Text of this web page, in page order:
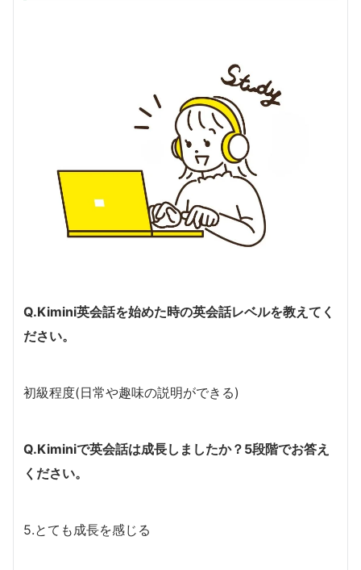
Q.Kimini英会話を始めた時の英会話レベルを教えてく
ださい。
初級程度(日常や趣味の説明ができる)
Q.Kiminiで英会話は成長しましたか？5段階でお答え
ください。
5.とても成長を感じる